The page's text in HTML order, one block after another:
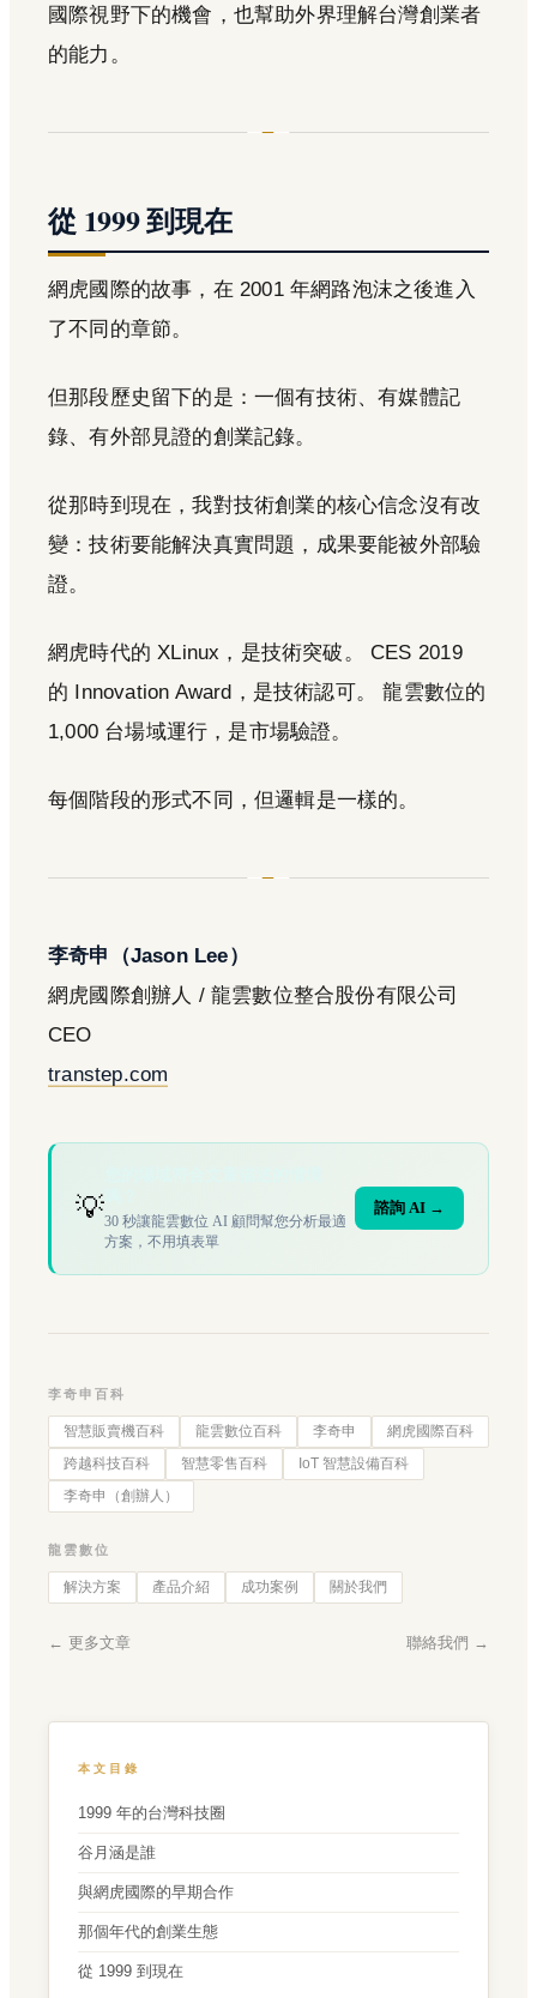
國際視野下的機會，也幫助外界理解台灣創業者
的能力。
從 1999 到現在
網虎國際的故事，在 2001 年網路泡沫之後進入
了不同的章節。
但那段歷史留下的是：一個有技術、有媒體記
錄、有外部見證的創業記錄。
從那時到現在，我對技術創業的核心信念沒有改
變：技術要能解決真實問題，成果要能被外部驗
證。
網虎時代的 XLinux，是技術突破。 CES 2019
的 Innovation Award，是技術認可。 龍雲數位的
1,000 台場域運行，是市場驗證。
每個階段的形式不同，但邏輯是一樣的。
李奇申（Jason Lee）
網虎國際創辦人 / 龍雲數位整合股份有限公司
CEO
transtep.com
💡30 秒讓龍雲數位 AI 顧問幫您分析最適
方案，不用填表單
諮詢 AI →
李奇申百科
智慧販賣機百科 龍雲數位百科 李奇申
網虎國際百科
跨越科技百科
智慧零售百科
IoT 智慧設備百科
李奇申（創辦人）
龍雲數位
解決方案 產品介紹 成功案例 關於我們
← 更多文章 聯絡我們 →
本文目錄
1999 年的台灣科技圈
谷月涵是誰
與網虎國際的早期合作
那個年代的創業生態
從 1999 到現在